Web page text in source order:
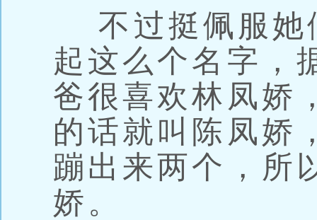
不过挺佩服她
起这么个名字，
爸很喜欢林凤娇
的话就叫陈凤娇
蹦出来两个，所
娇。